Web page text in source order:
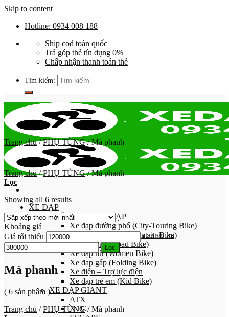
Skip to content
Hotline: 0934 008 188
Ship cod toàn quốc
Trả góp thẻ tín dụng 0%
Chấp nhận thanh toán thẻ
Tìm kiếm:
XE ĐẠP
PHÂN LOẠI XE ĐẠP
Xe đạp đường phố (City-Touring Bike)
Xe đạp địa hình (Mountain Bike)
Xe đạp đua (Road Bike)
Xe đạp nữ (Women Bike)
Xe đạp gấp (Folding Bike)
Xe điện – Trợ lực điện
Xe đạp trẻ em (Kid Bike)
XE ĐẠP GIANT
ATX
XTC
Trang chủ / PHỤ TÙNG /Má phanh
Trang chủ / PHỤ TÙNG /Má phanh
Lọc
Showing all 6 results
Khoảng giá
Giá tối thiểu
Giá tối đa
Lọc
Má phanh
( 6 sản phẩm )
Trang chủ / PHỤ TÙNG /Má phanh